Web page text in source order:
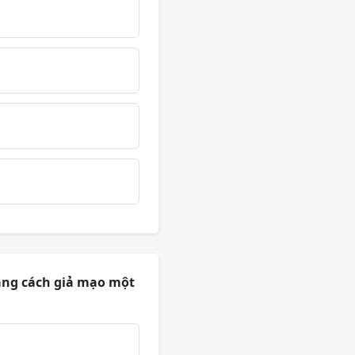
cách giả mạo một